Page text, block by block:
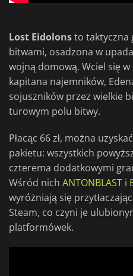
Lost Eidolonsto taktyczna
bitwami, osadzona w
wojną domową. Wciel się
kapitana najemników,
sojuszników przez wielkie
turowym polu bitwy.
Płacąc 66 zł, można
pakietu: wszystkich
czterema dodatkowymi
Wśród nich ANTONBLAST i
wyróżniają się
Steam, co czyni je
platformówek.